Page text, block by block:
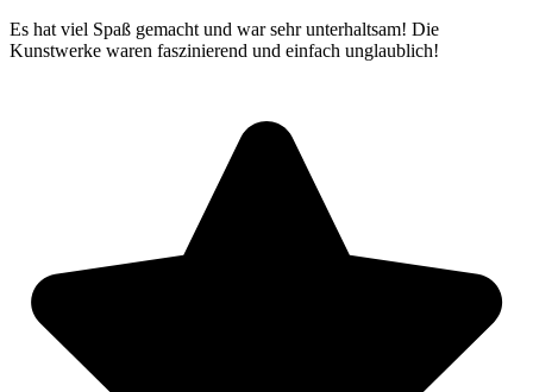
Es hat viel Spaß gemacht und war sehr unterhaltsam! Die
Kunstwerke waren faszinierend und einfach unglaublich!